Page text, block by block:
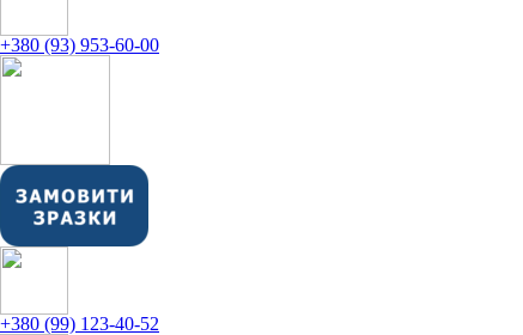
+380 (93) 953-60-00
+380 (99) 123-40-52